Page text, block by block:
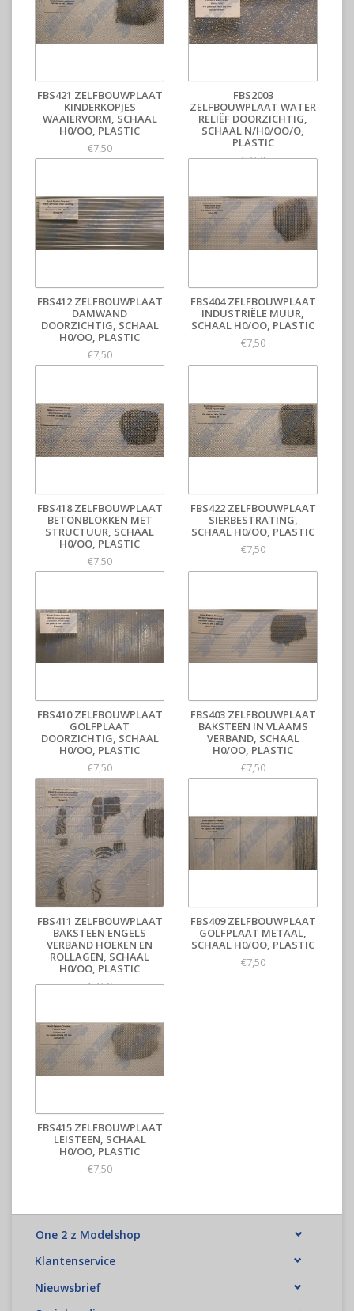
FBS421 ZELFBOUWPLAAT
KINDERKOPJES
WAAIERVORM, SCHAAL
H0/OO, PLASTIC
€7,50
FBS2003
ZELFBOUWPLAAT WATER
RELIËF DOORZICHTIG,
SCHAAL N/H0/OO/O,
PLASTIC
€7,50
FBS412 ZELFBOUWPLAAT
DAMWAND
DOORZICHTIG, SCHAAL
H0/OO, PLASTIC
€7,50
FBS404 ZELFBOUWPLAAT
INDUSTRIËLE MUUR,
SCHAAL H0/OO, PLASTIC
€7,50
FBS418 ZELFBOUWPLAAT
BETONBLOKKEN MET
STRUCTUUR, SCHAAL
H0/OO, PLASTIC
€7,50
FBS422 ZELFBOUWPLAAT
SIERBESTRATING,
SCHAAL H0/OO, PLASTIC
€7,50
FBS410 ZELFBOUWPLAAT
GOLFPLAAT
DOORZICHTIG, SCHAAL
H0/OO, PLASTIC
€7,50
FBS403 ZELFBOUWPLAAT
BAKSTEEN IN VLAAMS
VERBAND, SCHAAL
H0/OO, PLASTIC
€7,50
FBS411 ZELFBOUWPLAAT
BAKSTEEN ENGELS
VERBAND HOEKEN EN
ROLLAGEN, SCHAAL
H0/OO, PLASTIC
€7,50
FBS409 ZELFBOUWPLAAT
GOLFPLAAT METAAL,
SCHAAL H0/OO, PLASTIC
€7,50
FBS415 ZELFBOUWPLAAT
LEISTEEN, SCHAAL
H0/OO, PLASTIC
€7,50
One 2 z Modelshop
Klantenservice
Nieuwsbrief